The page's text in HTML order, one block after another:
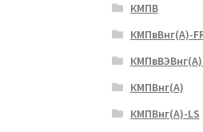
КМПВ
КМПвВнг(А)-
КМПВнг(А)
КМПВнг(А)-LS